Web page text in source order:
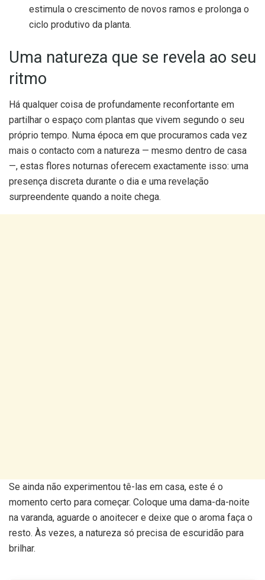
estimula o crescimento de novos ramos e prolonga o
ciclo produtivo da planta.
Uma natureza que se revela ao seu
ritmo
Há qualquer coisa de profundamente reconfortante em
partilhar o espaço com plantas que vivem segundo o seu
próprio tempo. Numa época em que procuramos cada vez
mais o contacto com a natureza — mesmo dentro de casa
—, estas flores noturnas oferecem exactamente isso: uma
presença discreta durante o dia e uma revelação
surpreendente quando a noite chega.
Se ainda não experimentou tê-las em casa, este é o
momento certo para começar. Coloque uma dama-da-noite
na varanda, aguarde o anoitecer e deixe que o aroma faça o
resto. Às vezes, a natureza só precisa de escuridão para
brilhar.